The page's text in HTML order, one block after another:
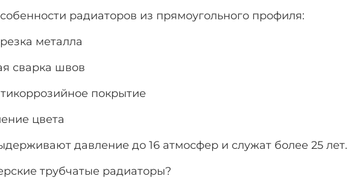
радиаторов из прямоугольного профиля:
металла
сварка швов
покрытие
цвета
давление до 16 атмосфер и служат более 25 лет.
трубчатые радиаторы?